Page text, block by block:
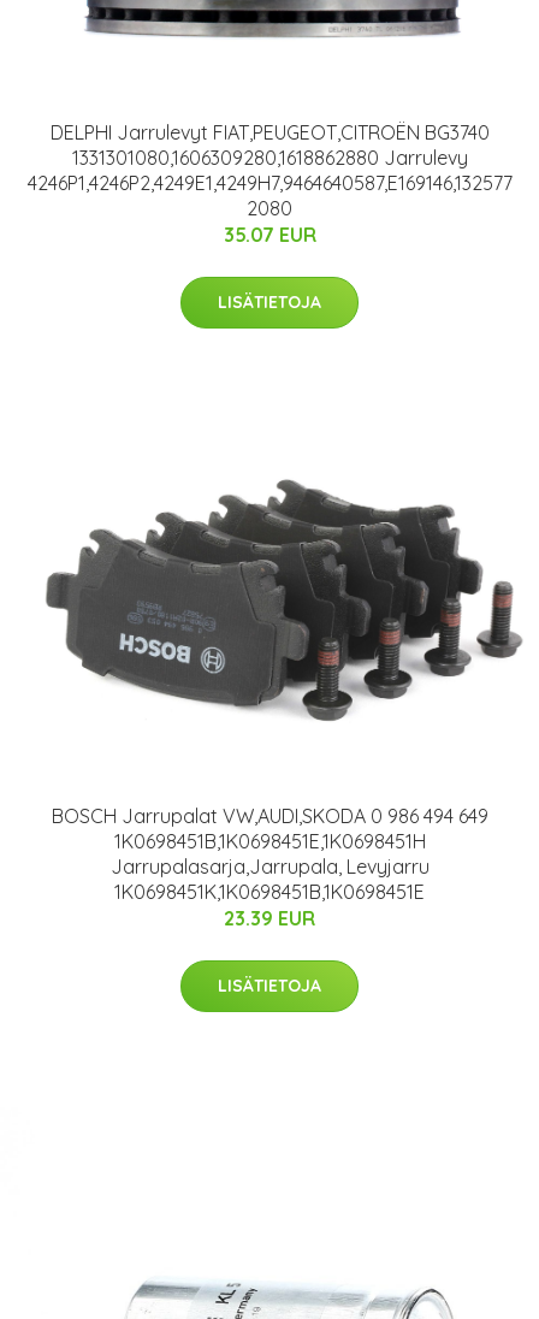
DELPHI Jarrulevyt FIAT,PEUGEOT,CITROËN BG3740
1331301080,1606309280,1618862880 Jarrulevy
4246P1,4246P2,4249E1,4249H7,9464640587,E169146,132577
2080
35.07 EUR
LISÄTIETOJA
BOSCH Jarrupalat VW,AUDI,SKODA 0 986 494 649
1K0698451B,1K0698451E,1K0698451H
Jarrupalasarja,Jarrupala, Levyjarru
1K0698451K,1K0698451B,1K0698451E
23.39 EUR
LISÄTIETOJA